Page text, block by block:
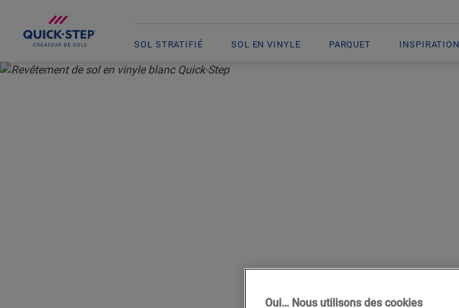
SOL STRATIFIÉ SOL EN VINYLE PARQUET INSPIRATION
REVÊTEMENT DE SOL EN VINYLE BLANC
Oui… Nous utilisons des cookies